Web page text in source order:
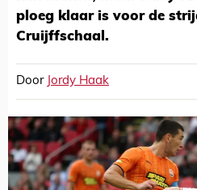
ploeg klaar is voor de
Cruijffschaal.
Door Jordy Haak